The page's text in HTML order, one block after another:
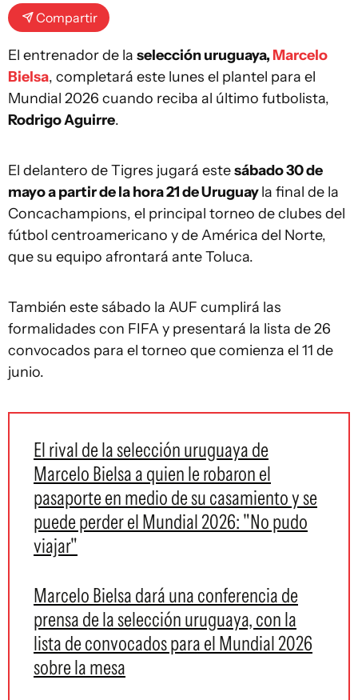
Compartir
El entrenador de la selección uruguaya, Marcelo
Bielsa, completará este lunes el plantel para el
Mundial 2026 cuando reciba al último futbolista,
Rodrigo Aguirre.
El delantero de Tigres jugará estesábado 30 de
mayo a partir de la hora 21 de Uruguayla final de la
Concachampions, el principal torneo de clubes del
fútbol centroamericano y de América del Norte,
que su equipo afrontará ante Toluca.
También este sábado la AUF cumplirá las
formalidades con FIFA y presentará la lista de 26
convocados para el torneo que comienza el 11 de
junio.
El rival de la selección uruguaya de
Marcelo Bielsa a quien le robaron el
pasaporte en medio de su casamiento y se
puede perder el Mundial 2026: "No pudo
viajar"
Marcelo Bielsa dará una conferencia de
prensa de la selección uruguaya, con la
lista de convocados para el Mundial 2026
sobre la mesa